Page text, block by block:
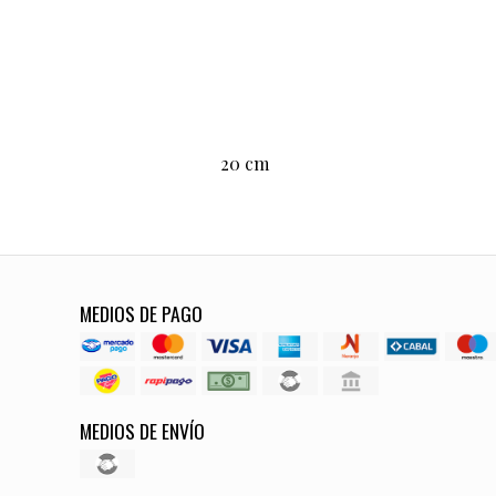
20 cm
MEDIOS DE PAGO
MEDIOS DE ENVÍO